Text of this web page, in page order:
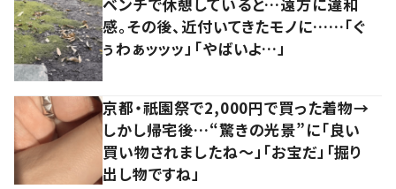
感。その後、近付いてきたモノに……「ぐ
ぅわぁッッッ」「やばいよ…」
京都・祇園祭で2,000円で買った着物→
しかし帰宅後…“驚きの光景”に「良い
買い物されましたね～」「お宝だ」「掘り
出し物ですね」